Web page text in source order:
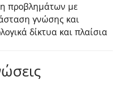
προβλημάτων με
γνώσης και
δίκτυα και πλαίσια